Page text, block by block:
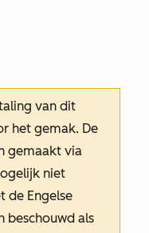
van dit
het gemak. De
gemaakt via
niet
de Engelse
beschouwd als